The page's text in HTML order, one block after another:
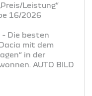
Leistung“
16/2026
- Die besten
mit dem
in der
AUTO BILD